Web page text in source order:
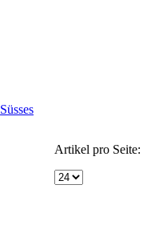
Süsses
Artikel pro Seite: